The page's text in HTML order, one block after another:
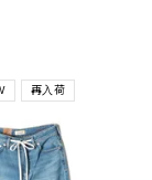
再入荷